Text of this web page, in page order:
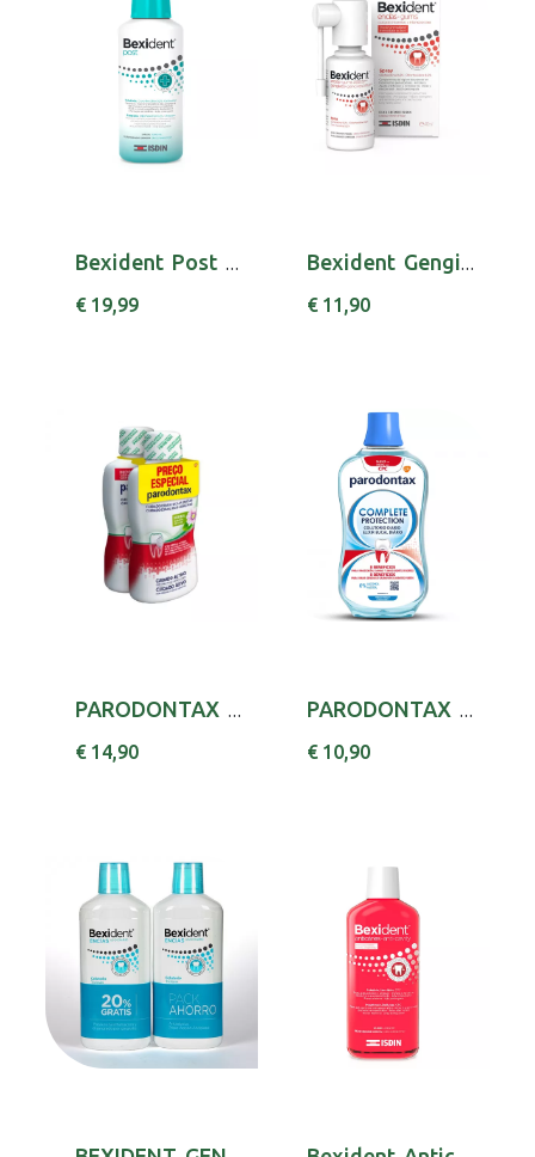
Bexident Post Colut 250ml
€ 19,99
Bexident Gengivas Spray Prot Geng Chx 40 Ml
€ 11,90
PARODONTAX HERBAL ELIXIR 500MLX2 PR ESP
€ 14,90
PARODONTAX COMP PROT ELIX DIARIO 500ML
€ 10,90